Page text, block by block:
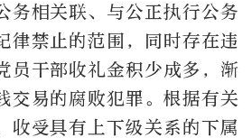
务相关联、与公正执行公务
律禁止的范围，同时存在违
员干部收礼金积少成多，渐
交易的腐败犯罪。根据有关
收受具有上下级关系的下属